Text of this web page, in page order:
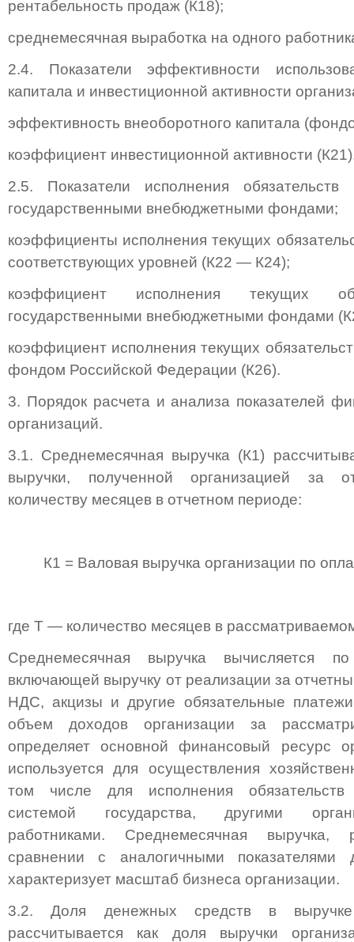
рентабельность продаж (К18);
среднемесячная выработка на одного
2.4. Показатели эффективности
капитала и инвестиционной активности
эффективность внеоборотного капитала
коэффициент инвестиционной активности
2.5. Показатели исполнения
государственными внебюджетными фондами;
коэффициенты исполнения текущих
соответствующих уровней (К22 — К24);
коэффициент исполнения текущих
государственными внебюджетными фондами
коэффициент исполнения текущих
фондом Российской Федерации (К26).
3. Порядок расчета и анализа показателей
организаций.
3.1. Среднемесячная выручка (К1)
выручки, полученной организацией за
количеству месяцев в отчетном периоде:
К1 = Валовая выручка организации по
где Т — количество месяцев в
Среднемесячная выручка вычисляется
включающей выручку от реализации за
НДС, акцизы и другие обязательные
объем доходов организации за
определяет основной финансовый ресурс
используется для осуществления
том числе для исполнения
системой государства, другими
работниками. Среднемесячная выручка,
сравнении с аналогичными показателями
характеризует масштаб бизнеса организации.
3.2. Доля денежных средств в выручке
рассчитывается как доля выручки